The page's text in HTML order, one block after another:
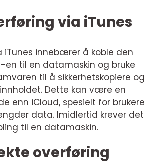
via iTunes
iTunes innebærer å koble den
en til en datamaskin og bruke
til å sikkerhetskopiere og
Dette kan være en
enn iCloud, spesielt for brukere
data. Imidlertid krever det
til en datamaskin.
overføring